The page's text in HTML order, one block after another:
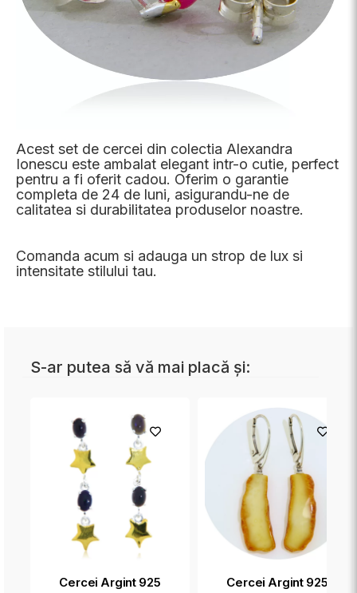
Acest set de cercei din colectia Alexandra
Ionescu este ambalat elegant intr-o cutie, perfect
pentru a fi oferit cadou. Oferim o garantie
completa de 24 de luni, asigurandu-ne de
calitatea si durabilitatea produselor noastre.
Comanda acum si adauga un strop de lux si
intensitate stilului tau.
S-ar putea să vă mai placă și:
Cercei Argint 925
Cercei Argint 925